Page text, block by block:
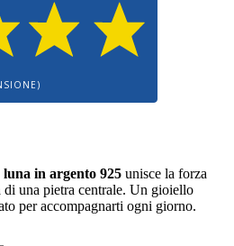
in argento 925 unisce la forza
una pietra centrale. Un gioiello
per accompagnarti ogni giorno.